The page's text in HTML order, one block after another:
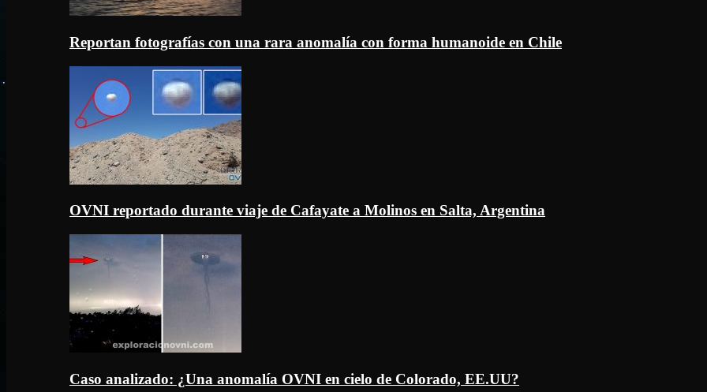
Reportan fotografías con una rara anomalía con forma humanoide en Chile
OVNI reportado durante viaje de Cafayate a Molinos en Salta, Argentina
Caso analizado: ¿Una anomalía OVNI en cielo de Colorado, EE.UU?